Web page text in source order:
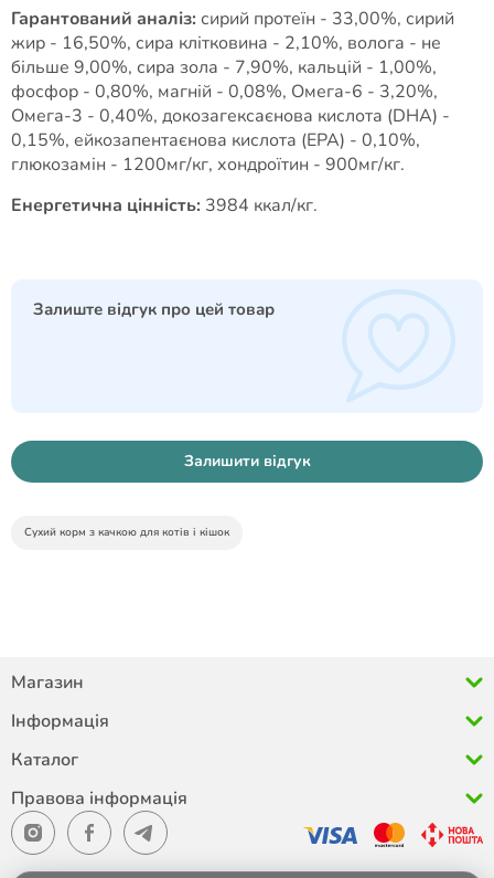
Гарантований аналіз: сирий протеїн - 33,00%, сирий
жир - 16,50%, сира клітковина - 2,10%, волога - не
більше 9,00%, сира зола - 7,90%, кальцій - 1,00%,
фосфор - 0,80%, магній - 0,08%, Омега-6 - 3,20%,
Омега-3 - 0,40%, докозагексаєнова кислота (DHA) -
0,15%, ейкозапентаєнова кислота (EPA) - 0,10%,
глюкозамін - 1200мг/кг, хондроїтин - 900мг/кг.
Енергетична цінність: 3984 ккал/кг.
Залиште відгук про цей товар
Залишити відгук
Сухий корм з качкою для котів і кішок
Магазин
Інформація
Каталог
Правова інформація